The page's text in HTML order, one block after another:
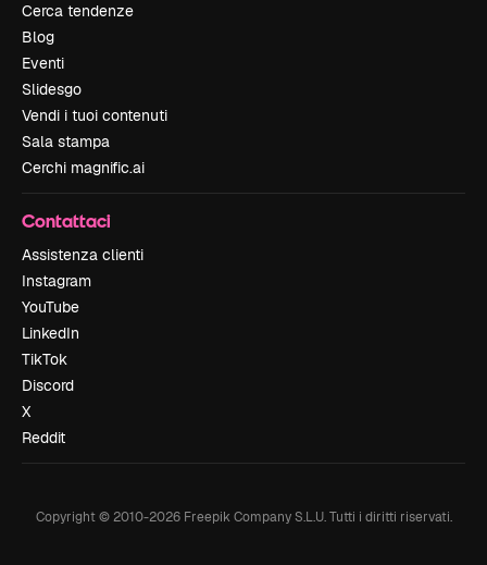
Cerca tendenze
Blog
Eventi
Slidesgo
Vendi i tuoi contenuti
Sala stampa
Cerchi magnific.ai
Contattaci
Assistenza clienti
Instagram
YouTube
LinkedIn
TikTok
Discord
X
Reddit
Copyright © 2010-2026Freepik Company S.L.U. Tutti i diritti riservati.